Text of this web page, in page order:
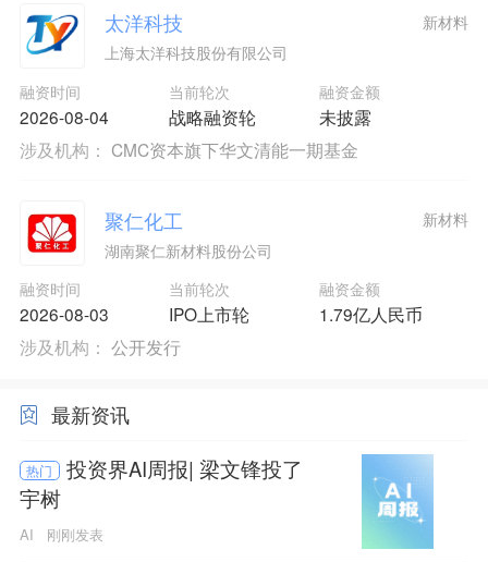
太洋科技
上海太洋科技股份有限公司
融资时间
2026-08-04
当前轮次
战略融资轮
融资金额
未披露
新材料
涉及机构： CMC资本旗下华文清能一期基金
聚仁化工
湖南聚仁新材料股份公司
融资时间
2026-08-03
当前轮次
IPO上市轮
融资金额
1.79亿人民币
新材料
涉及机构： 公开发行
最新资讯
热门
投资界AI周报| 梁文锋投了
宇树
AI 刚刚发表